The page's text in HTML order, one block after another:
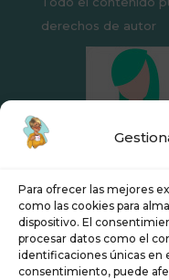
Para ofrecer las mejores
como las cookies para
dispositivo. El
procesar datos como el
identificaciones únicas en
consentimiento, puede
derechos de autor
Aviso Legal